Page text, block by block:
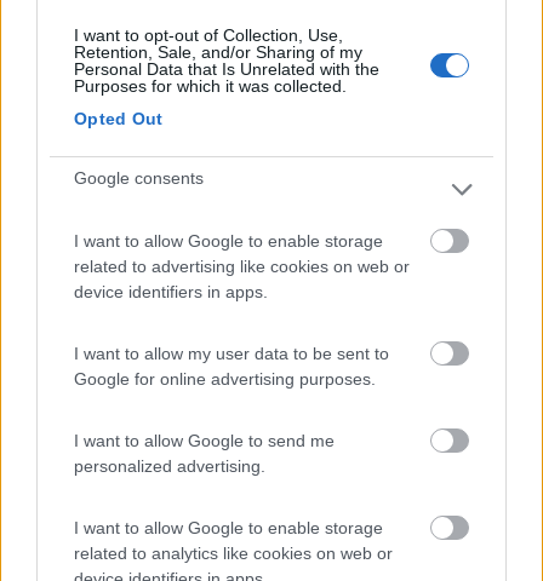
I want to opt-out of Collection, Use,
Retention, Sale, and/or Sharing of my
Personal Data that Is Unrelated with the
Purposes for which it was collected.
Opted Out
Google consents
I want to allow Google to enable storage
related to advertising like cookies on web or
device identifiers in apps.
I want to allow my user data to be sent to
Google for online advertising purposes.
I want to allow Google to send me
personalized advertising.
I want to allow Google to enable storage
related to analytics like cookies on web or
In risposta al messaggio diRocadel27/09/2018 20:03:41
no questi nooooo! concordo con te che sono orrendi tuttavia quelli che
dico io sono diversi. ora ho adocchiato questi
Quelli che hai linkato sono un altra cosa, concordo, ma costano
sempre un bel po, e concordo con quello che dice Dash sui
Oltretutto mi è capitato di vedere mezzi con borchie simili e
quando la ruota gira non girano mai perfettamente tondi e
sembra che ci sia una ruota che sta per saltare via.
Sono in sintonia con Marinox, una bella sistemata ai cerchi ben
riverniciati e senza ruggine, e poi al massimo dei copridadi.
Tommaso IZ4DJI
www.iz4dji.it